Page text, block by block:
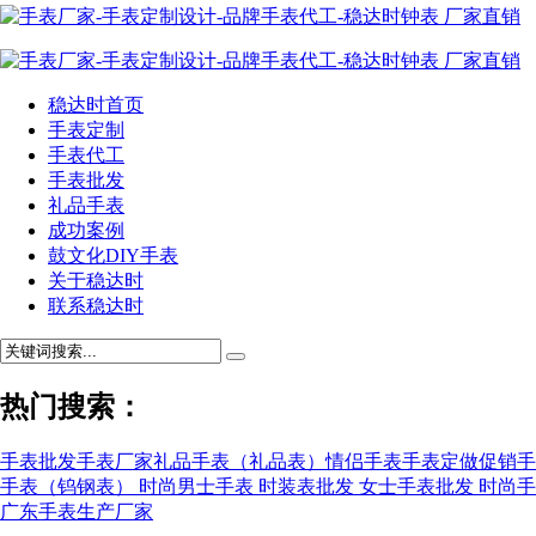
稳达时首页
手表定制
手表代工
手表批发
礼品手表
成功案例
鼓文化DIY手表
关于稳达时
联系稳达时
热门搜索：
手表批发手表厂家礼品手表（礼品表）情侣手表手表定做促销
手表（钨钢表）
时尚男士手表 时装表批发 女士手表批发 时尚
广东手表生产厂家